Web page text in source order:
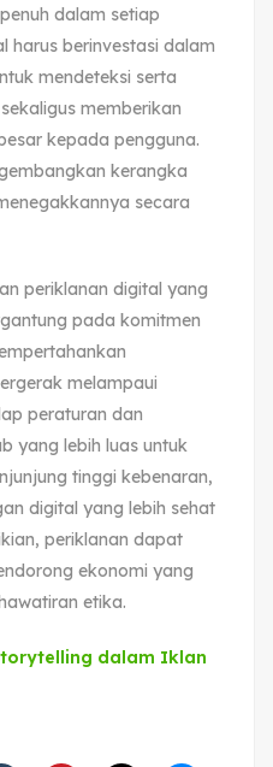
dalam setiap
harus berinvestasi dalam
mendeteksi serta
memberikan
kepada pengguna.
kerangka
secara
periklanan digital yang
pada komitmen
melampaui
peraturan dan
yang lebih luas untuk
tinggi kebenaran,
digital yang lebih sehat
periklanan dapat
ekonomi yang
etika.
dalam Iklan